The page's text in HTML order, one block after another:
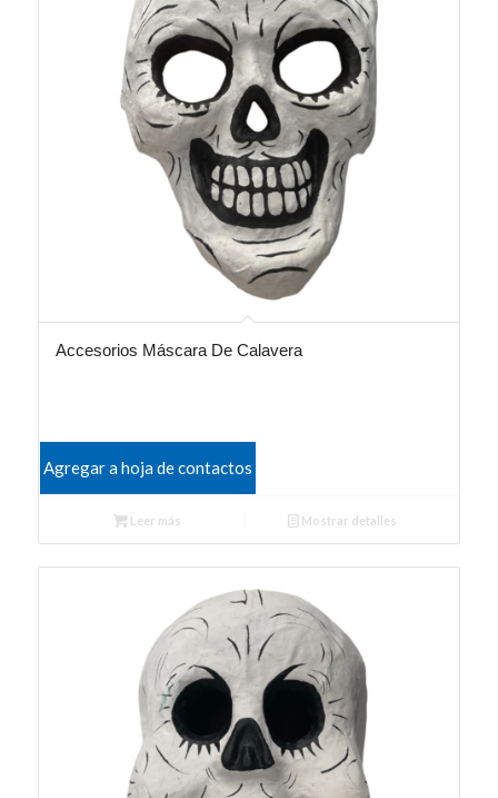
Accesorios Máscara De Calavera
Agregar a hoja de contactos
Leer más Mostrar detalles